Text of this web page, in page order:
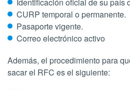
CURP temporal o permanente.
Pasaporte vigente.
Correo electrónico activo
Además, el procedimiento para
sacar el RFC es el siguiente: